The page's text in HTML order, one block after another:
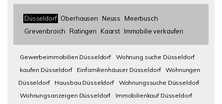
Düsseldorf Oberhausen Neuss Meerbusch
Grevenbroich Ratingen Kaarst Immobilie verkaufen
Gewerbeimmobilien Düsseldorf
Wohnung suche Düsseldorf
kaufen Düsseldorf
Einfamilienhäuser Düsseldorf
Wohnungen
Düsseldorf
Hausbau Düsseldorf
Wohnungssuche Düsseldorf
Wohnungsanzeigen Düsseldorf
Immobilienkauf Düsseldorf